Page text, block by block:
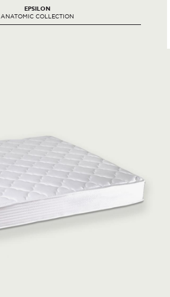
EPSILON
ANATOMIC COLLECTION